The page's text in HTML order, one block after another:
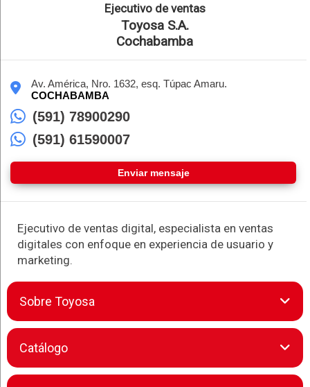
Ejecutivo de ventas
Toyosa S.A.
Cochabamba
Av. América, Nro. 1632, esq. Túpac Amaru.
COCHABAMBA
(591) 78900290
(591) 61590007
Enviar mensaje
Ejecutivo de ventas digital, especialista en ventas
digitales con enfoque en experiencia de usuario y
marketing.
Sobre Toyosa
Toyosa S.A. representa excelencia automotriz en el país.
Como distribuidor exclusivo de Toyota, ofrece una gama
completa de vehículos: desde modelos compactos como el
Catálogo